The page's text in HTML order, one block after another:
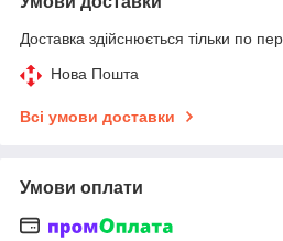
Доставка здійснюється тільки по
Нова Пошта
Всі умови доставки
Умови оплати